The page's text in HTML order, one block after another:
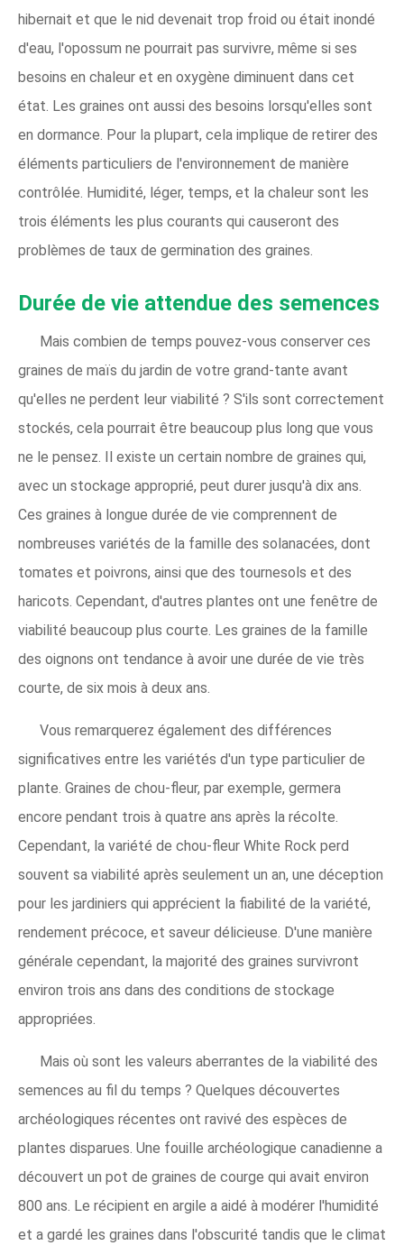
hibernait et que le nid devenait trop froid ou était inondé
d'eau, l'opossum ne pourrait pas survivre, même si ses
besoins en chaleur et en oxygène diminuent dans cet
état. Les graines ont aussi des besoins lorsqu'elles sont
en dormance. Pour la plupart, cela implique de retirer des
éléments particuliers de l'environnement de manière
contrôlée. Humidité, léger, temps, et la chaleur sont les
trois éléments les plus courants qui causeront des
problèmes de taux de germination des graines.
Durée de vie attendue des semences
Mais combien de temps pouvez-vous conserver ces
graines de maïs du jardin de votre grand-tante avant
qu'elles ne perdent leur viabilité ? S'ils sont correctement
stockés, cela pourrait être beaucoup plus long que vous
ne le pensez. Il existe un certain nombre de graines qui,
avec un stockage approprié, peut durer jusqu'à dix ans.
Ces graines à longue durée de vie comprennent de
nombreuses variétés de la famille des solanacées, dont
tomates et poivrons, ainsi que des tournesols et des
haricots. Cependant, d'autres plantes ont une fenêtre de
viabilité beaucoup plus courte. Les graines de la famille
des oignons ont tendance à avoir une durée de vie très
courte, de six mois à deux ans.
Vous remarquerez également des différences
significatives entre les variétés d'un type particulier de
plante. Graines de chou-fleur, par exemple, germera
encore pendant trois à quatre ans après la récolte.
Cependant, la variété de chou-fleur White Rock perd
souvent sa viabilité après seulement un an, une déception
pour les jardiniers qui apprécient la fiabilité de la variété,
rendement précoce, et saveur délicieuse. D'une manière
générale cependant, la majorité des graines survivront
environ trois ans dans des conditions de stockage
appropriées.
Mais où sont les valeurs aberrantes de la viabilité des
semences au fil du temps ? Quelques découvertes
archéologiques récentes ont ravivé des espèces de
plantes disparues. Une fouille archéologique canadienne a
découvert un pot de graines de courge qui avait environ
800 ans. Le récipient en argile a aidé à modérer l'humidité
et a gardé les graines dans l'obscurité tandis que le climat